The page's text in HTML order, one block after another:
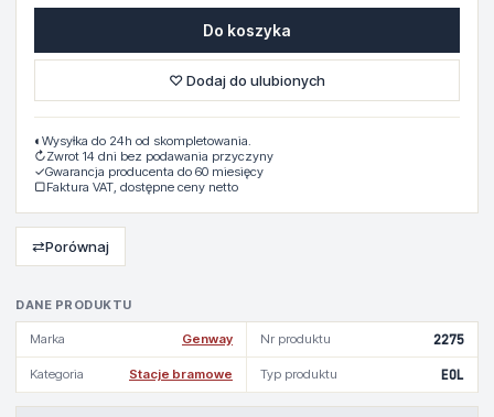
DANE PRODUKTU
Marka Genway Nr produktu 2275
Kategoria Stacje bramowe Typ produktu EOL
Do koszyka
♡ Dodaj do ulubionych
◐ Wysyłka do 24h od skompletowania.
↻Zwrot 14 dni bez podawania przyczyny
✓Gwarancja producenta do 60 miesięcy
▢Faktura VAT, dostępne ceny netto
⇄Porównaj